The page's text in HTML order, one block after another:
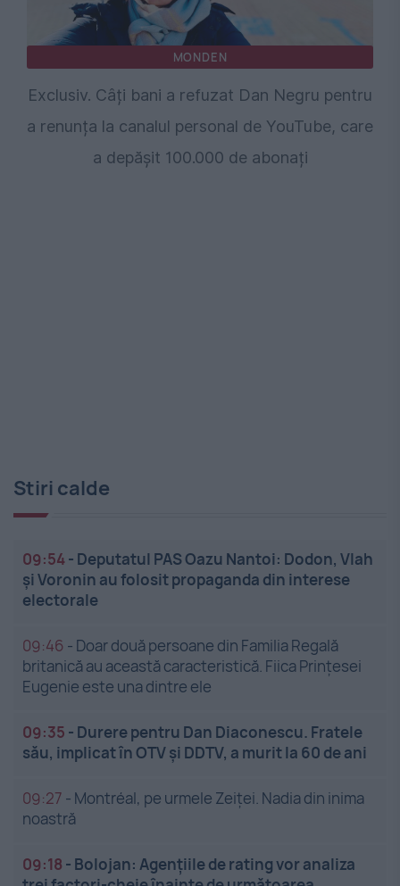
MONDEN
Exclusiv. Câți bani a refuzat Dan Negru pentru
a renunța la canalul personal de YouTube, care
a depășit 100.000 de abonați
Stiri calde
09:54- Deputatul PAS Oazu Nantoi: Dodon, Vlah
și Voronin au folosit propaganda din interese
electorale
09:46 - Doar două persoane din Familia Regală
britanică au această caracteristică. Fiica Prințesei
Eugenie este una dintre ele
09:35 - Durere pentru Dan Diaconescu. Fratele
său, implicat în OTV și DDTV, a murit la 60 de ani
09:27 - Montréal, pe urmele Zeiței. Nadia din inima
noastră
09:18 - Bolojan: Agențiile de rating vor analiza